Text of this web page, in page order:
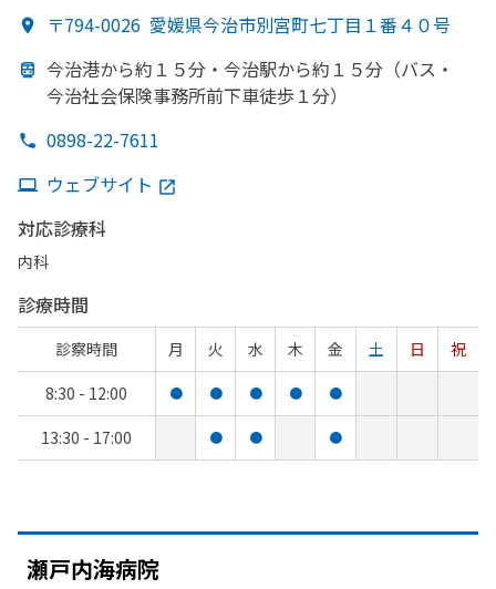
〒794-0026 愛媛県今治市別宮町七丁目１番４０号
今治港から約１５分・ 今治駅から約１５分 （バス・
今治社会保険事務所前下車徒歩１分）
0898-22-7611
ウェブサイト
対応診療科
内科
診療時間
診察時間 月 火 水 木 金 土 日
祝
8:30 - 12:00
● ● ● ● ●
13:30 - 17:00 ● ● ●
瀬戸内海病院